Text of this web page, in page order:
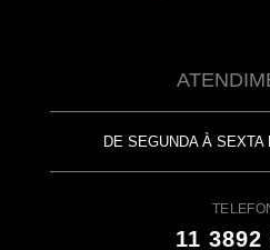
DE SEGUNDA À
11 3892